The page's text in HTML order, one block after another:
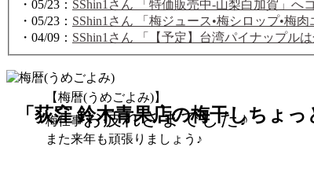
・05/23：
SShin1さん 「特価販売中-山梨白加賀」
・05/23：
SShin1さん 「梅ジュース•梅シロッ
・04/09：
SShin1さん 「【予定】台湾パイナ
【梅暦(うめごよみ)】
梅仕事お疲れさまでした♪
また来年も頑張りましょう♪
「荻窪 鈴木青果店の梅干しちょ